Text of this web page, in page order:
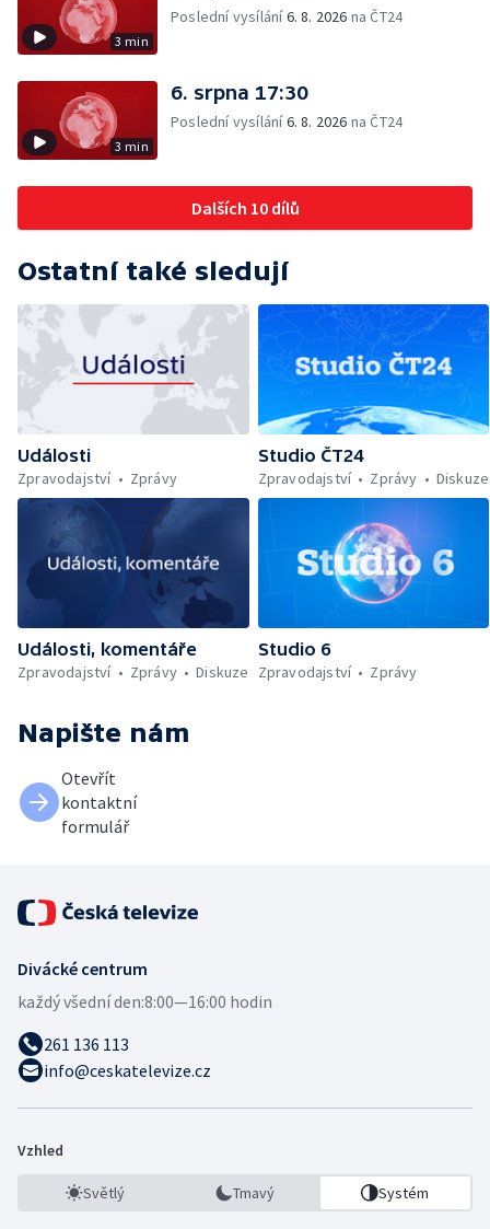
3 min
Poslední vysílání6. 8. 2026 na ČT24
3 min
6. srpna 17:30
Poslední vysílání6. 8. 2026 na ČT24
Dalších 10 dílů
Ostatní také sledují
Události
Zpravodajství
Zprávy
Studio ČT24
Zpravodajství
Zprávy Diskuze
Události, komentáře
Zpravodajství
Zprávy Diskuze
Studio 6
Zpravodajství
Zprávy
Napište nám
Otevřít
kontaktní
formulář
Divácké centrum
každý všední den:8:00—16:00 hodin
261 136 113
info@ceskatelevize.cz
Vzhled
Světlý Tmavý Systém